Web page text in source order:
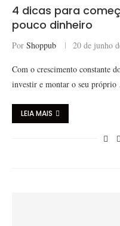
4 dicas para
pouco dinheiro
Por Shoppub 20 de junho
Com o crescimento constante
investir e montar o seu
LEIA MAIS